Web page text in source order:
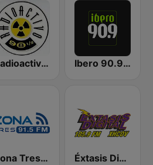
Radioactivo 98.5 FM Ibero 90.9 FM
Zona Tres 91.5 FM Éxtasis Digital Guadalajara